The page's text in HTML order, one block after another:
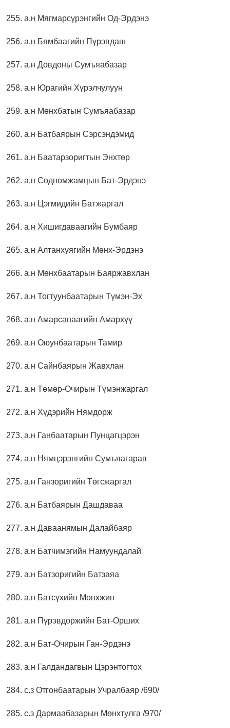
255. а.н Мягмарсүрэнгийн Од-Эрдэнэ
256. а.н Бямбаагийн Пүрэвдаш
257. а.н Довдоны Сумъяабазар
258. а.н Юрагийн Хүрэлчулуун
259. а.н Мөнхбатын Сумъяабазар
260. а.н Батбаярын Сэрсэндэмид
261. а.н Баатарзоригтын Энхтөр
262. а.н Содномжамцын Бат-Эрдэнэ
263. а.н Цэгмидийн Батжаргал
264. а.н Хишигдаваагийн Бумбаяр
265. а.н Алтанхуягийн Мөнх-Эрдэнэ
266. а.н Мөнхбаатарын Баяржавхлан
267. а.н Тогтуунбаатарын Түмэн-Эх
268. а.н Амарсанаагийн Амархүү
269. а.н Оюунбаатарын Тамир
270. а.н Сайнбаярын Жавхлан
271. а.н Төмөр-Очирын Түмэнжаргал
272. а.н Хүдэрийн Нямдорж
273. а.н Ганбаатарын Пунцагцэрэн
274. а.н Нямцэрэнгийн Сумъяагарав
275. а.н Ганзоригийн Төгсжаргал
276. а.н Батбаярын Дашдаваа
277. а.н Даваанямын Далайбаяр
278. а.н Батчимэгийн Намуундалай
279. а.н Батзоригийн Батзаяа
280. а.н Батсүхийн Мөнхжин
281. а.н Пүрэвдоржийн Бат-Орших
282. а.н Бат-Очирын Ган-Эрдэнэ
283. а.н Галдандагвын Цэрэнтогтох
284. с.з Отгонбаатарын Учралбаяр /690/
285. с.з Дармаабазарын Мөнхтулга /970/